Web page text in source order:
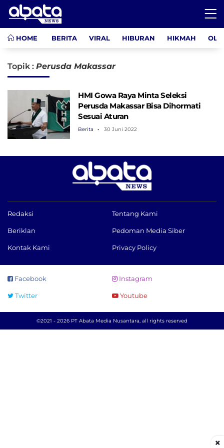
HOME BERITA VIRAL HIBURAN HIKMAH
Topik : Perusda Makassar
HMI Gowa Raya Minta Seleksi
Perusda Makassar Bisa Dihormati
Sesuai Aturan
Berita 30 Juni 2022
Redaksi Tentang Kami
Beriklan Pedoman Media Siber
Kontak Kami Privacy Policy
Facebook Instagram
Twitter Youtube
©2021 - 2026 PT Abata Media Nusantara, all rights reserved
×